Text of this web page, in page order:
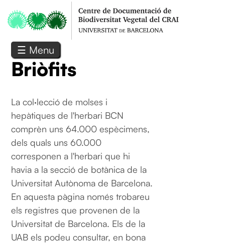
☰ Menu
Briòfits
La col·lecció de molses i
hepàtiques de l'herbari BCN
comprèn uns 64.000 espècimens,
dels quals uns 60.000
corresponen a l'herbari que hi
havia a la secció de botànica de la
Universitat Autònoma de Barcelona.
En aquesta pàgina només trobareu
els registres que provenen de la
Universitat de Barcelona. Els de la
UAB els podeu consultar, en bona